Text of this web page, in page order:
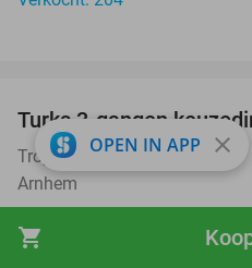
shopping_cart
Turks 3-gangen
Troya Arnhem
Arnhem
OPEN IN APP close